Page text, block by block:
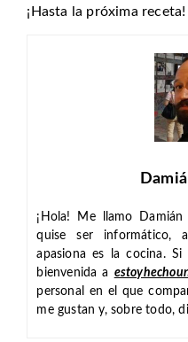
¡Hasta la próxima receta!
¡Hola! Me llamo
quise ser informático,
apasiona es la cocina.
bienvenida a
personal en el que
me gustan y, sobre todo,